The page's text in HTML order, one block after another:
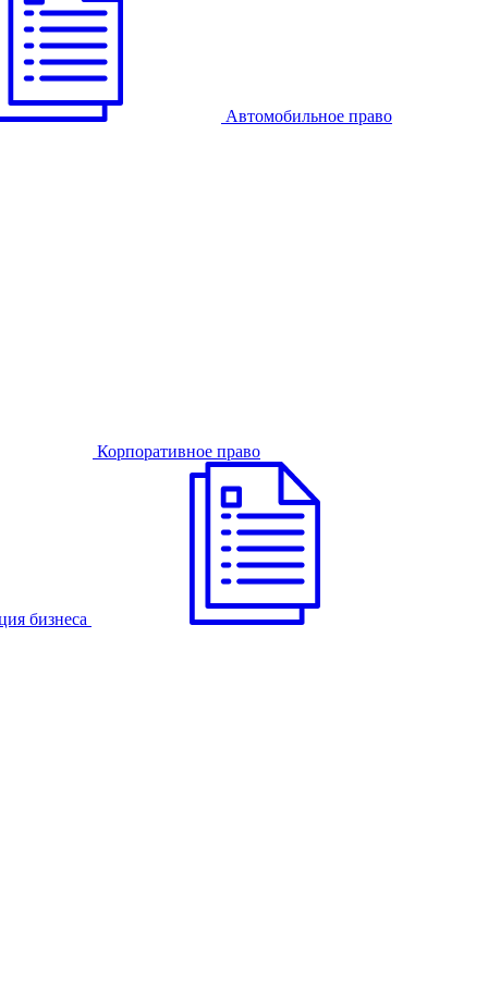
Автомобильное право
Корпоративное право
бизнеса